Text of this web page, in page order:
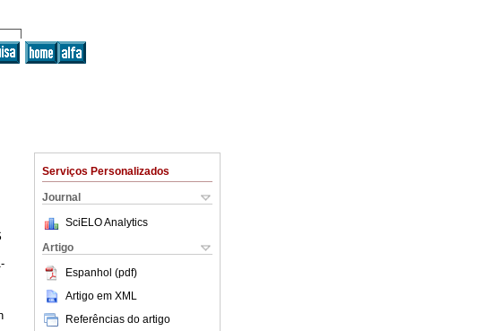
Serviços Personalizados
Journal
SciELO Analytics
Artigo
Espanhol (pdf)
Artigo em XML
Referências do artigo